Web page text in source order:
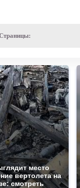
место
вертолета на
смотреть